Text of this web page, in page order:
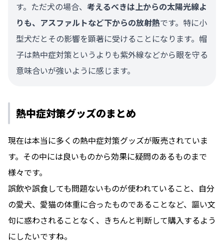
す。ただ犬の場合、 考えるべきは上からの太陽光線よ
りも、アスファルトなど下からの放射熱です。特に小
型犬だとその影響を顕著に受けることになります。帽
子は熱中症対策というよりも紫外線などから眼を守る
意味合いが強いように感じます。
熱中症対策グッズのまとめ
現在は本当に多くの熱中症対策グッズが販売されていま
す。その中には良いものから効果に疑問のあるものまで
様々です。
誤飲や誤食しても問題ないものが使われていること、自分
の愛犬、愛猫の体重に合ったものであることなど、謳い文
句に惑わされることなく、きちんと判断して購入するよう
にしたいですね。